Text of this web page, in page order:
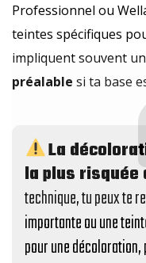
Professionnel ou
teintes spécifiques
impliquent souvent
préalable si ta base
La
la plus risquée
technique, tu peux te
importante ou une
pour une